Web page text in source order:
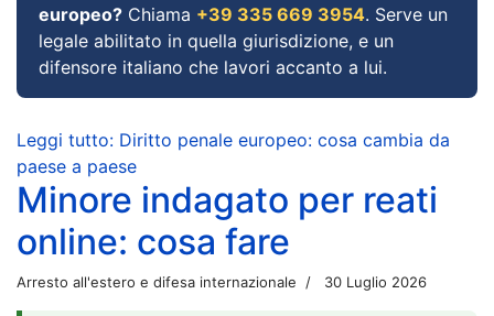
europeo? Chiama +39 335 669 3954. Serve un
legale abilitato in quella giurisdizione, e un
difensore italiano che lavori accanto a lui.
Leggi tutto: Diritto penale europeo: cosa cambia da
paese a paese
Minore indagato per reati
online: cosa fare
Arresto all'estero e difesa internazionale 30 Luglio 2026